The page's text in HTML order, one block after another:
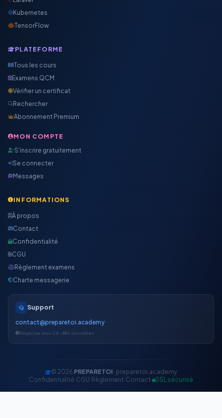
Kubernetes
TensorFlow
PLATEFORME
Tous les cours
Examens QCM
Vérifier un certificat
Rechercher
Abonnement Premium
MON COMPTE
S'inscrire gratuitement
Se connecter
Messages
INFORMATIONS
À propos
Contact
Confidentialité
CGU
Règlement examens
Charte messagerie
Support
contact@preparetoi.academy
Réponse sous 24-48h ouvrables
© 2026 PREPARETOI · preparetoi.academy
Confidentialité CGU Règlement Contact SSL sécurisé